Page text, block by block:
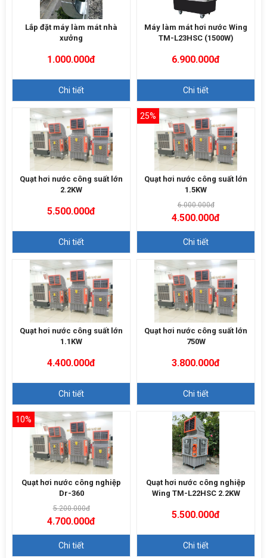
Lắp đặt máy làm mát nhà
xưởng
1.000.000đ
Chi tiết
Máy làm mát hơi nước Wing
TM-L23HSC (1500W)
6.900.000đ
Chi tiết
Quạt hơi nước công suất lớn
2.2KW
5.500.000đ
Chi tiết
25%
Quạt hơi nước công suất lớn
1.5KW
6.000.000đ
4.500.000đ
Chi tiết
Quạt hơi nước công suất lớn
1.1KW
4.400.000đ
Chi tiết
Quạt hơi nước công suất lớn
750W
3.800.000đ
Chi tiết
10%
Quạt hơi nước công nghiệp
Dr-360
5.200.000đ
4.700.000đ
Chi tiết
Quạt hơi nước công nghiệp
Wing TM-L22HSC 2.2KW
5.500.000đ
Chi tiết